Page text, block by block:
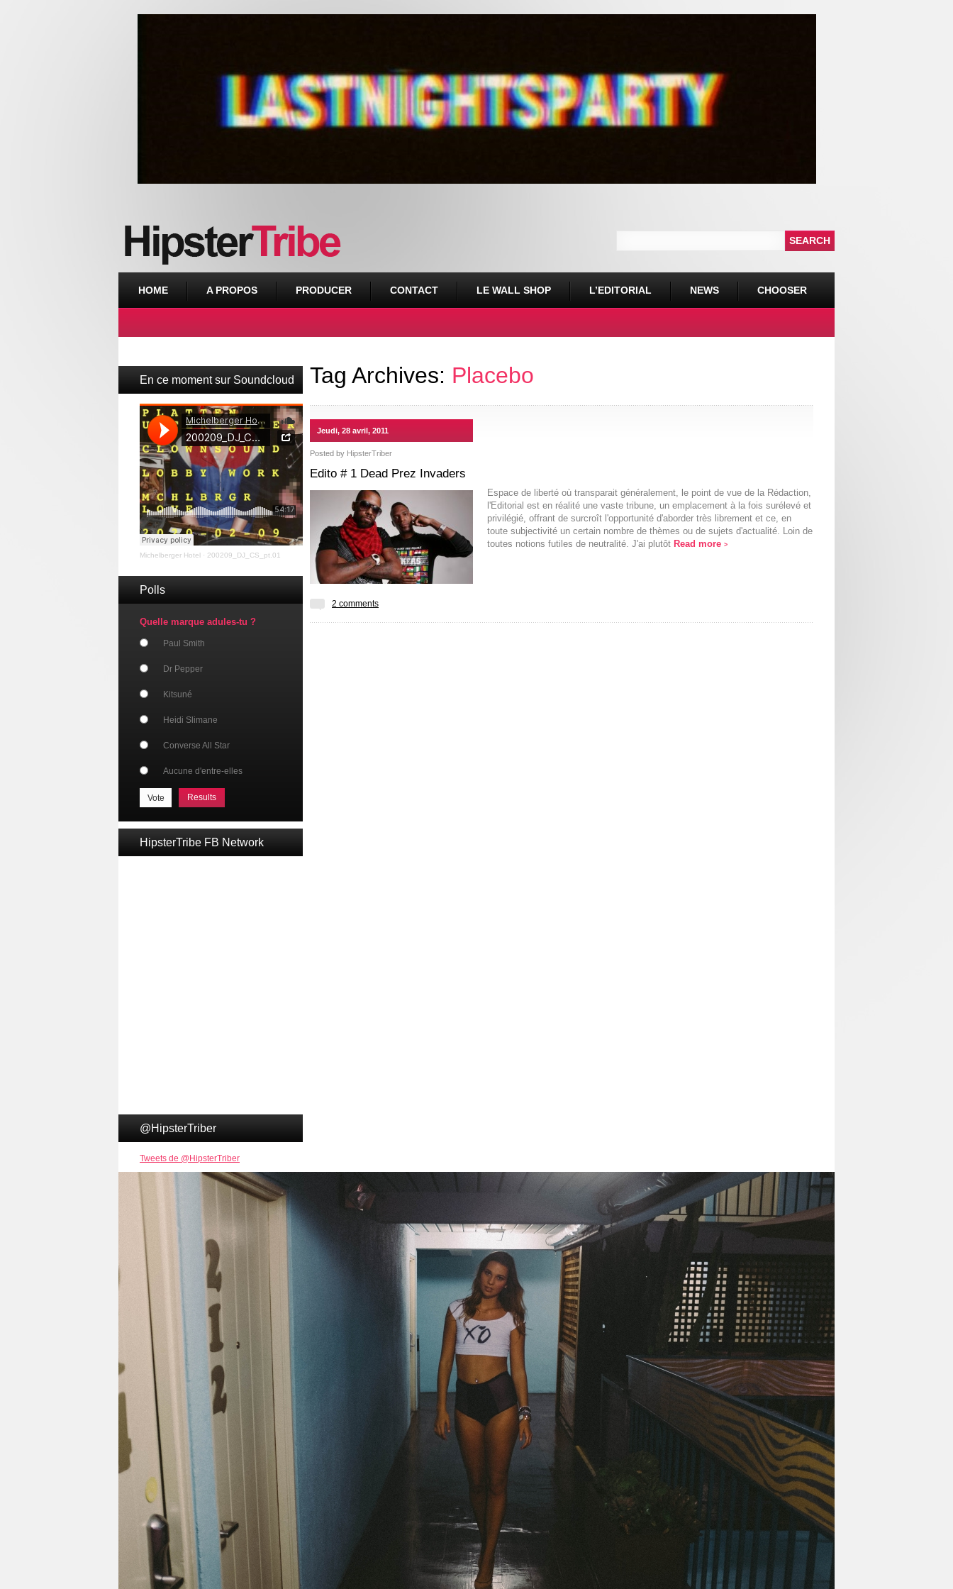
HOME A PROPOS PRODUCER CONTACT LE WALL SHOP L’EDITORIAL NEWS CHOOSER
En ce moment sur Soundcloud
Michelberger Hotel · 200209_DJ_CS_pt.01
Polls
Quelle marque adules-tu ?
Paul Smith
Dr Pepper
Kitsuné
Heidi Slimane
Converse All Star
Aucune d'entre-elles
Results
HipsterTribe FB Network
@HipsterTriber
Tweets de @HipsterTriber
Tag Archives: Placebo
Jeudi, 28 avril, 2011
Posted by HipsterTriber
Edito # 1 Dead Prez Invaders
Espace de liberté où transparait généralement, le point de vue de la Rédaction,
l'Editorial est en réalité une vaste tribune, un emplacement à la fois surélevé et
privilégié, offrant de surcroît l'opportunité d'aborder très librement et ce, en
toute subjectivité un certain nombre de thèmes ou de sujets d'actualité. Loin de
toutes notions futiles de neutralité. J'ai plutôt Read more >
2 comments